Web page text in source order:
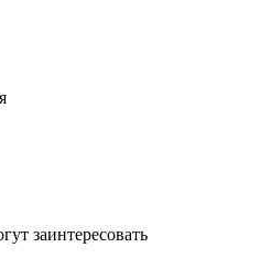
заинтересовать